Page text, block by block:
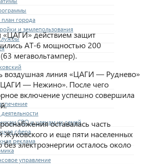
города
и землепользования
СВО и членам их семей
сфера
реклама
управление
«ЦАГИ» действием защит
АТ-6 мощностью 200
мегавольтампер).
воздушная линия «ЦАГИ — Руднево»
— Нежино». После чего
включение успешно совершила
оставалась часть
Жуковского и еще пяти населенных
без электроэнергии осталось около